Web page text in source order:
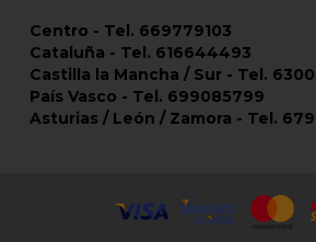
Centro - Tel. 669779103
Cataluña - Tel. 616644493
Castilla la Mancha / Sur - Tel.
País Vasco - Tel. 699085799
Asturias / León / Zamora - Tel.